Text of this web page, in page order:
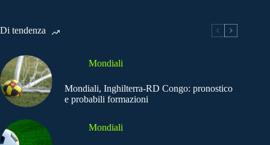
Di tendenza
Mondiali
Mondiali, Inghilterra-RD Congo: pronostico
e probabili formazioni
Mondiali